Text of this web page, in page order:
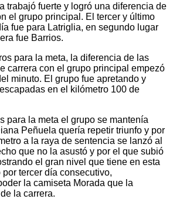
trabajó fuerte y logró una diferencia de
el grupo principal. El tercer y último
fue para Latriglia, en segundo lugar
fue Barrios.
para la meta, la diferencia de las
carrera con el grupo principal empezó
minuto. El grupo fue apretando y
en el kilómetro 100 de
para la meta el grupo se mantenía
Peñuela quería repetir triunfo y por
a la raya de sentencia se lanzó al
que no la asustó y por el que subió
el gran nivel que tiene en esta
tercer día consecutivo,
la camiseta Morada que la
la carrera.